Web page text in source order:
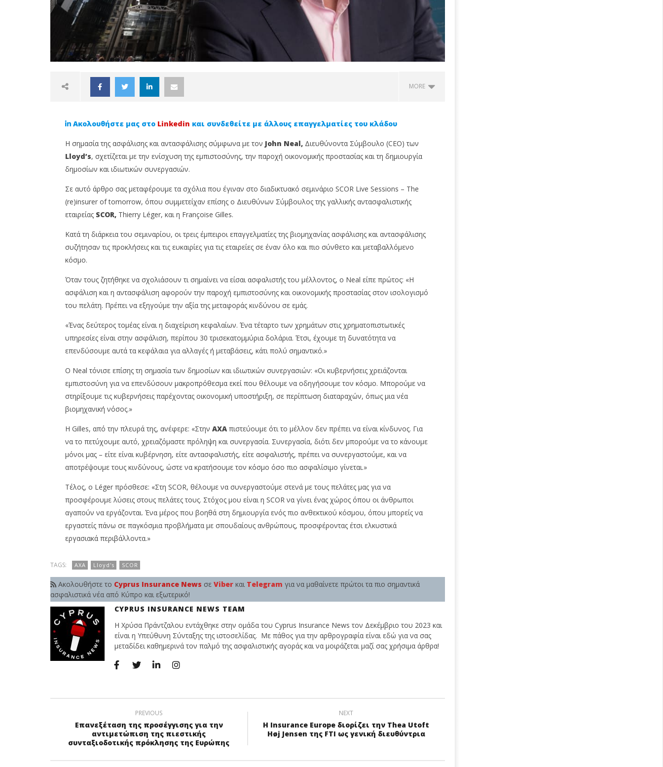
MORE
NOW VIEWING
3 διεθνώς κορυφαίοι
επαγγελματίες του κλάδου
ασφάλισης
4
Οκτωβρίου,
2024
Insurance
Team
Απατεώνες προσποιούνται
την EIOPA και ζητούν χρήματα
4
Οκτωβρίου,
2024
Team
Ασφάλιση αυτοκινήτου: Οι
4
Οκτωβρίου,
News
Team
Ακολουθήστε μας στο Linkedin και συνδεθείτε με άλλους επαγγελματίες του κλάδου
H σημασία της ασφάλισης και αντασφάλισης σύμφωνα με τον John Neal,Διευθύνοντα Σύμβουλο (CEO) των
Lloyd’s, σχετίζεται με την ενίσχυση της εμπιστοσύνης, την παροχή οικονομικής προστασίας και τη δημιουργία
δημοσίων και ιδιωτικών συνεργασιών.
Σε αυτό άρθρο σας μεταφέρουμε τα σχόλια που έγιναν στο διαδικτυακό σεμινάριο SCOR Live Sessions – The
(re)insurer of tomorrow, όπου συμμετείχαν επίσης ο Διευθύνων Σύμβουλος της γαλλικής αντασφαλιστικής
εταιρείας SCOR,Thierry Léger, και η Françoise Gilles.
Κατά τη διάρκεια του σεμιναρίου, οι τρεις έμπειροι επαγγελματίες της βιομηχανίας ασφάλισης και αντασφάλισης
συζήτησαν τις προκλήσεις και τις ευκαιρίες για τις εταιρείες σε έναν όλο και πιο σύνθετο και μεταβαλλόμενο
κόσμο.
Όταν τους ζητήθηκε να σχολιάσουν τι σημαίνει να είσαι ασφαλιστής του μέλλοντος, ο Neal είπε πρώτος: «Η
ασφάλιση και η αντασφάλιση αφορούν την παροχή εμπιστοσύνης και οικονομικής προστασίας στον ισολογισμό
του πελάτη. Πρέπει να εξηγούμε την αξία της μεταφοράς κινδύνου σε εμάς.
«Ένας δεύτερος τομέας είναι η διαχείριση κεφαλαίων. Ένα τέταρτο των χρημάτων στις χρηματοπιστωτικές
υπηρεσίες είναι στην ασφάλιση, περίπου 30 τρισεκατομμύρια δολάρια. Έτσι, έχουμε τη δυνατότητα να
επενδύσουμε αυτά τα κεφάλαια για αλλαγές ή μεταβάσεις, κάτι πολύ σημαντικό.»
Ο Neal τόνισε επίσης τη σημασία των δημοσίων και ιδιωτικών συνεργασιών: «Οι κυβερνήσεις χρειάζονται
εμπιστοσύνη για να επενδύσουν μακροπρόθεσμα εκεί που θέλουμε να οδηγήσουμε τον κόσμο. Μπορούμε να
στηρίξουμε τις κυβερνήσεις παρέχοντας οικονομική υποστήριξη, σε περίπτωση διαταραχών, όπως μια νέα
βιομηχανική νόσος.»
Η Gilles, από την πλευρά της, ανέφερε: «Στην AXA πιστεύουμε ότι το μέλλον δεν πρέπει να είναι κίνδυνος. Για
να το πετύχουμε αυτό, χρειαζόμαστε πρόληψη και συνεργασία. Συνεργασία, διότι δεν μπορούμε να το κάνουμε
μόνοι μας – είτε είναι κυβέρνηση, είτε αντασφαλιστής, είτε ασφαλιστής, πρέπει να συνεργαστούμε, και να
αποτρέψουμε τους κινδύνους, ώστε να κρατήσουμε τον κόσμο όσο πιο ασφαλίσιμο γίνεται.»
Τέλος, ο Léger πρόσθεσε: «Στη SCOR, θέλουμε να συνεργαστούμε στενά με τους πελάτες μας για να
προσφέρουμε λύσεις στους πελάτες τους. Στόχος μου είναι η SCOR να γίνει ένας χώρος όπου οι άνθρωποι
αγαπούν να εργάζονται. Ένα μέρος που βοηθά στη δημιουργία ενός πιο ανθεκτικού κόσμου, όπου μπορείς να
εργαστείς πάνω σε παγκόσμια προβλήματα με σπουδαίους ανθρώπους, προσφέροντας έτσι ελκυστικά
εργασιακά περιβάλλοντα.»
TAGS: AXA Lloyd's SCOR
Ακολουθήστε το Cyprus Insurance News σε Viberκαι Telegram για να μαθαίνετε πρώτοι τα πιο σημαντικά
ασφαλιστικά νέα από Κύπρο και εξωτερικό!
CYPRUS INSURANCE NEWS TEAM
Η Χρύσα Πράντζαλου εντάχθηκε στην ομάδα του Cyprus Insurance News τον Δεκέμβριο του 2023 και
είναι η Υπεύθυνη Σύνταξης της ιστοσελίδας. Με πάθος για την αρθρογραφία είναι εδώ για να σας
μεταδίδει καθημερινά τον παλμό της ασφαλιστικής αγοράς και να μοιράζεται μαζί σας χρήσιμα άρθρα!
PREVIOUS
Επανεξέταση της προσέγγισης για την
αντιμετώπιση της πιεστικής
συνταξιοδοτικής πρόκλησης της Ευρώπης
NEXT
Η Insurance Europe διορίζει την Thea Utoft
Høj Jensen της FTI ως γενική διευθύντρια